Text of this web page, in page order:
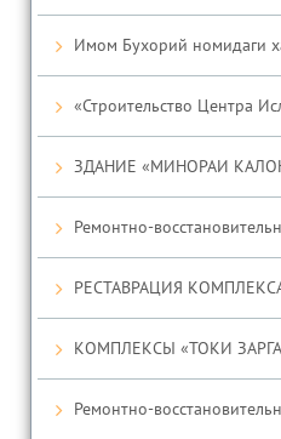
Имом Бухорий номидаги
«Строительство Центра
ЗДАНИЕ «МИНОРАИ
Ремонтно-
РЕСТАВРАЦИЯ
КОМПЛЕКСЫ «ТОКИ
Ремонтно-